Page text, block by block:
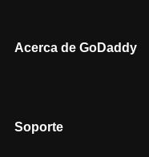
Acerca de GoDaddy
Soporte